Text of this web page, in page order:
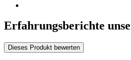
Erfahrungsberichte
Dieses Produkt bewerten